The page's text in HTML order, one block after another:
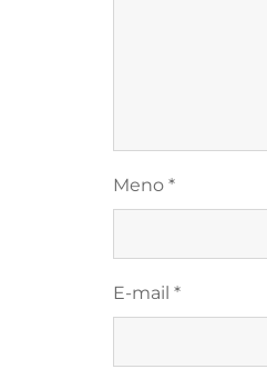
Meno *
E-mail *